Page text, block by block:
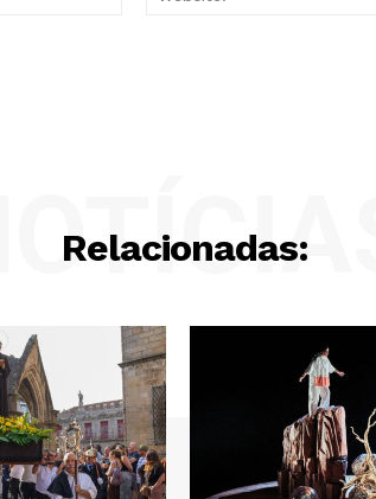
Relacionadas:
NOTÍCIAS